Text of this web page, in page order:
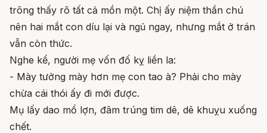
trông thấy rõ tất cả mồn một. Chị ấy niệm thần chú
nên hai mắt con díu lại và ngủ ngay, nhưng mắt ở trán
vẫn còn thức.
Nghe kể, người mẹ vốn đố kỵ liền la:
- Mày tưởng mày hơn mẹ con tao à? Phải cho mày
chừa cái thói ấy đi mới được.
Mụ lấy dao mổ lợn, đâm trúng tim dê, dê khuỵu xuống
chết.